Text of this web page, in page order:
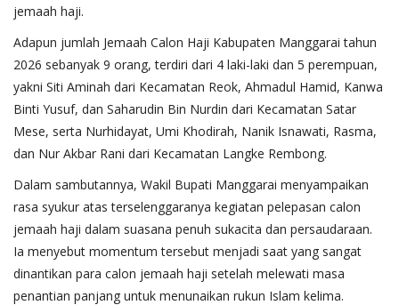
jemaah haji.
Adapun jumlah Jemaah Calon Haji Kabupaten Manggarai tahun
2026 sebanyak 9 orang, terdiri dari 4 laki-laki dan 5 perempuan,
yakni Siti Aminah dari Kecamatan Reok, Ahmadul Hamid, Kanwa
Binti Yusuf, dan Saharudin Bin Nurdin dari Kecamatan Satar
Mese, serta Nurhidayat, Umi Khodirah, Nanik Isnawati, Rasma,
dan Nur Akbar Rani dari Kecamatan Langke Rembong.
Dalam sambutannya, Wakil Bupati Manggarai menyampaikan
rasa syukur atas terselenggaranya kegiatan pelepasan calon
jemaah haji dalam suasana penuh sukacita dan persaudaraan.
Ia menyebut momentum tersebut menjadi saat yang sangat
dinantikan para calon jemaah haji setelah melewati masa
penantian panjang untuk menunaikan rukun Islam kelima.